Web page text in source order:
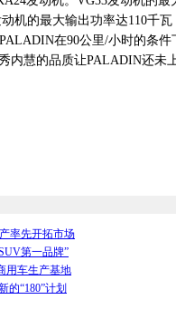
机的最大输出功率达110千
在90公里/小时的条
内慧的品质让PALADIN还未
率先开拓市场
第一品牌”
用车生产基地
的“180”计划